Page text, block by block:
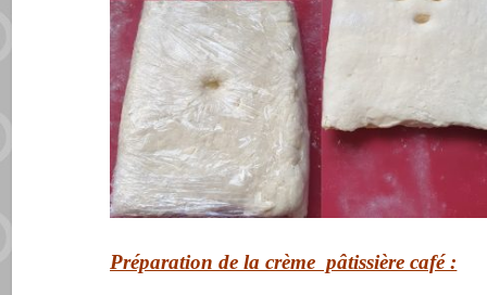
Préparation de la crème pâtissière café: